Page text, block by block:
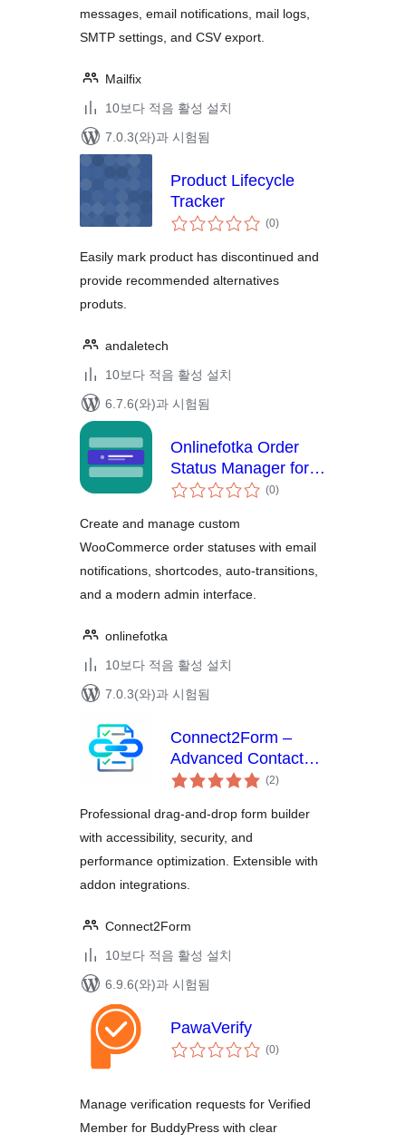
messages, email notifications, mail logs,
SMTP settings, and CSV export.
Mailfix
10보다 적음 활성 설치
7.0.3(와)과 시험됨
Product Lifecycle
Tracker
(0전
체)
Easily mark product has discontinued and
provide recommended alternatives
produts.
andaletech
10보다 적음 활성 설치
6.7.6(와)과 시험됨
Onlinefotka Order
Status Manager for
WooCommerce
(0전
체)
Create and manage custom
WooCommerce order statuses with email
notifications, shortcodes, auto-transitions,
and a modern admin interface.
onlinefotka
10보다 적음 활성 설치
7.0.3(와)과 시험됨
Connect2Form –
Advanced Contact
Form Builder (2전
체)
Professional drag-and-drop form builder
with accessibility, security, and
performance optimization. Extensible with
addon integrations.
Connect2Form
10보다 적음 활성 설치
6.9.6(와)과 시험됨
PawaVerify
(0전
체)
Manage verification requests for Verified
Member for BuddyPress with clear